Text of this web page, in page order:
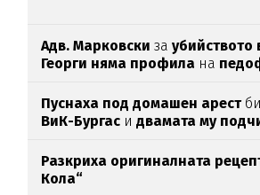
Адв. Марковски заубийството
Георги няма профила на
Пуснаха под домашен арест
ВиК-Бургас и двамата му
Разкриха оригиналната
Кола“